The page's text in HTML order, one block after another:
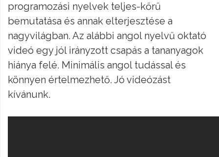
programozási nyelvek teljes-kőrű
bemutatása és annak elterjesztése a
nagyvilágban. Az alábbi angol nyelvű oktató
videó egy jól irányzott csapás a tananyagok
hiánya felé. Minimális angol tudással és
könnyen értelmezhető. Jó videózást
kívánunk.